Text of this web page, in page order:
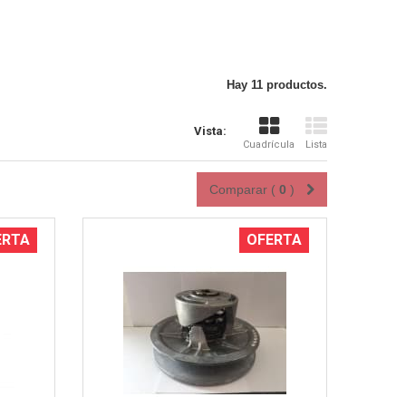
Hay 11 productos.
Vista:
Cuadrícula Lista
Comparar ( 0 )
OFERTA